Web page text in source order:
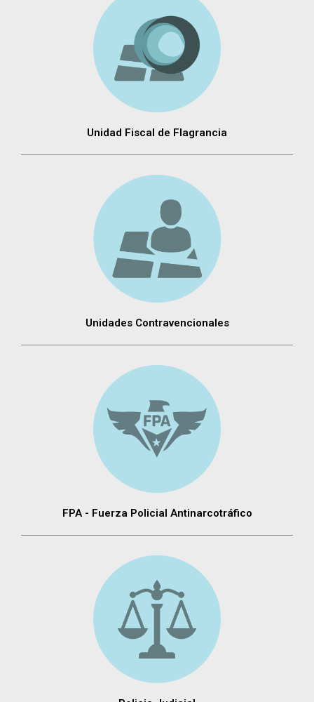
Unidad Fiscal de Flagrancia
Unidades Contravencionales
FPA - Fuerza Policial Antinarcotráfico